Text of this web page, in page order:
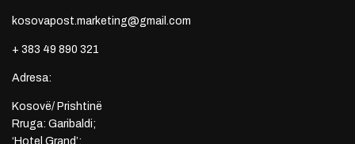
kosovapost.marketing@gmail.com
+ 383 49 890 321
Adresa:
Kosovë/ Prishtinë
Rruga: Garibaldi;
‘Hotel Grand’;